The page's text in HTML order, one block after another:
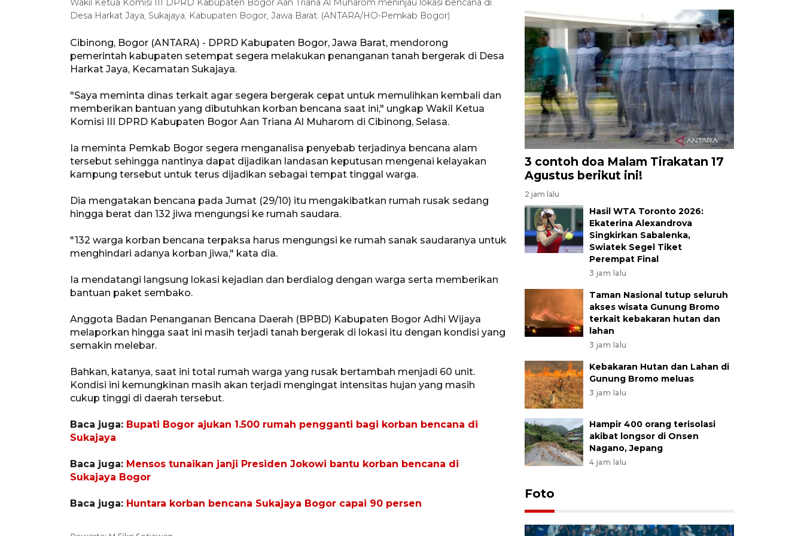
Wakil Ketua Komisi III DPRD Kabupaten Bogor Aan Triana Al Muharom meninjau lokasi bencana di
Desa Harkat Jaya, Sukajaya, Kabupaten Bogor, Jawa Barat. (ANTARA/HO-Pemkab Bogor)
Cibinong, Bogor (ANTARA) - DPRD Kabupaten Bogor, Jawa Barat, mendorong
pemerintah kabupaten setempat segera melakukan penanganan tanah bergerak di Desa
Harkat Jaya, Kecamatan Sukajaya.
"Saya meminta dinas terkait agar segera bergerak cepat untuk memulihkan kembali dan
memberikan bantuan yang dibutuhkan korban bencana saat ini," ungkap Wakil Ketua
Komisi III DPRD Kabupaten Bogor Aan Triana Al Muharom di Cibinong, Selasa.
Ia meminta Pemkab Bogor segera menganalisa penyebab terjadinya bencana alam
tersebut sehingga nantinya dapat dijadikan landasan keputusan mengenai kelayakan
kampung tersebut untuk terus dijadikan sebagai tempat tinggal warga.
Dia mengatakan bencana pada Jumat (29/10) itu mengakibatkan rumah rusak sedang
hingga berat dan 132 jiwa mengungsi ke rumah saudara.
"132 warga korban bencana terpaksa harus mengungsi ke rumah sanak saudaranya untuk
menghindari adanya korban jiwa," kata dia.
Ia mendatangi langsung lokasi kejadian dan berdialog dengan warga serta memberikan
bantuan paket sembako.
Anggota Badan Penanganan Bencana Daerah (BPBD) Kabupaten Bogor Adhi Wijaya
melaporkan hingga saat ini masih terjadi tanah bergerak di lokasi itu dengan kondisi yang
semakin melebar.
Bahkan, katanya, saat ini total rumah warga yang rusak bertambah menjadi 60 unit.
Kondisi ini kemungkinan masih akan terjadi mengingat intensitas hujan yang masih
cukup tinggi di daerah tersebut.
Baca juga: Bupati Bogor ajukan 1.500 rumah pengganti bagi korban bencana di
Sukajaya
Baca juga: Mensos tunaikan janji Presiden Jokowi bantu korban bencana di
Sukajaya Bogor
Baca juga: Huntara korban bencana Sukajaya Bogor capai 90 persen
3 contoh doa Malam Tirakatan 17
Agustus berikut ini!
2 jam lalu
Hasil WTA Toronto 2026:
Ekaterina Alexandrova
Singkirkan Sabalenka,
Swiatek Segel Tiket
Perempat Final
3 jam lalu
Taman Nasional tutup seluruh
akses wisata Gunung Bromo
terkait kebakaran hutan dan
lahan
3 jam lalu
Kebakaran Hutan dan Lahan di
Gunung Bromo meluas
3 jam lalu
Hampir 400 orang terisolasi
akibat longsor di Onsen
Nagano, Jepang
4 jam lalu
Foto